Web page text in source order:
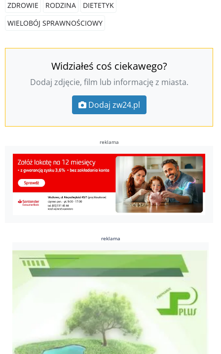
ZDROWIE
RODZINA
DIETETYK
WIELOBÓJ SPRAWNOŚCIOWY
Widziałeś coś ciekawego?
Dodaj zdjęcie, film lub informację z miasta.
Dodaj zw24.pl
reklama
reklama